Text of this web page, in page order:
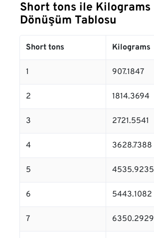
Short tons ile Kilograms
Dönüşüm Tablosu
Short tons Kilograms
1 907.1847
2 1814.3694
3 2721.5541
4 3628.7388
5 4535.9235
6 5443.1082
7 6350.2929